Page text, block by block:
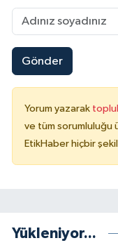
Gönder
Yorum yazarak
ve tüm sorumluluğu
EtikHaber hiçbir
Yükleniyor...